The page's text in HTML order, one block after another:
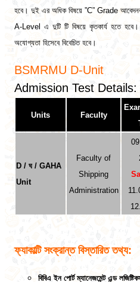
হবে। দুই এর অধিক বিষয়ে ”C” Grade
A-Level এ দুটি টি বিষয়ে কৃতকার্য হতে
অযোগ্যতা হিসেবে বিবেচিত হবে।
BSMRMU D-Unit
Admission Test Details:
Units Faculty
D / ঘ / GAHA
Unit
Faculty of
Shipping
Administration
ফ্যাকাল্টি সংক্রান্ত বিস্তারিত তথ্য:
বিবিএ ইন পোর্ট ম্যানেজমেন্ট এন্ড